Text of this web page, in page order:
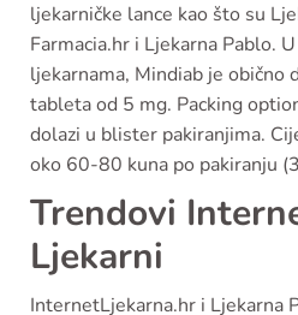
ljekarničke lance kao što su
Farmacia.hr i Ljekarna Pablo.
ljekarnama, Mindiab je obično
tableta od 5 mg. Packing
dolazi u blister pakiranjima.
oko 60-80 kuna po pakiranju
Trendovi
Ljekarni
InternetLjekarna.hr i Ljekarna